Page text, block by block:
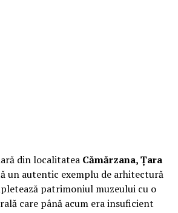
din localitatea Cămărzana, Țara
un autentic exemplu de arhitectură
patrimoniul muzeului cu o
care până acum era insuficient